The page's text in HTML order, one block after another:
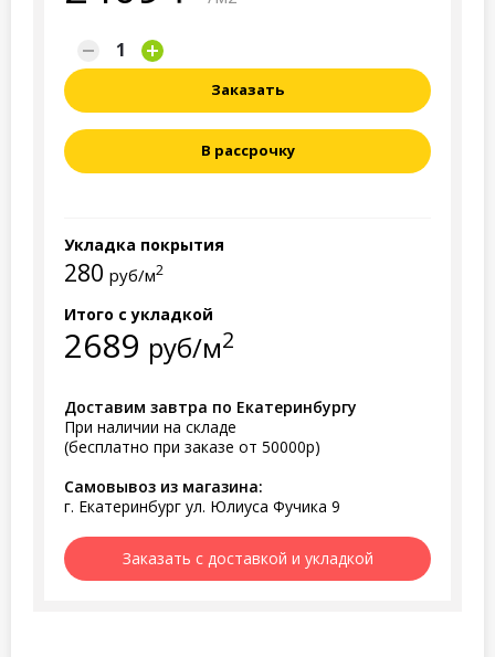
Заказать
В рассрочку
Укладка покрытия
280 руб/м2
Итого с укладкой
2689 руб/м2
Доставим завтра по Екатеринбургу
При наличии на складе
(бесплатно при заказе от 50000р)
Самовывоз из магазина:
г. Екатеринбург ул. Юлиуса Фучика 9
Заказать с доставкой и укладкой